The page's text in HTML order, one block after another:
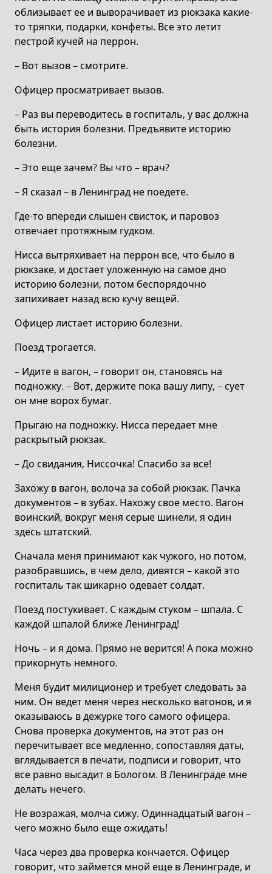
облизывает ее и выворачивает из рюкзака какие-
то тряпки, подарки, конфеты. Все это летит
пестрой кучей на перрон.
– Вот вызов – смотрите.
Офицер просматривает вызов.
– Раз вы переводитесь в госпиталь, у вас должна
быть история болезни. Предъявите историю
болезни.
– Это еще зачем? Вы что – врач?
– Я сказал – в Ленинград не поедете.
Где-то впереди слышен свисток, и паровоз
отвечает протяжным гудком.
Нисса вытряхивает на перрон все, что было в
рюкзаке, и достает уложенную на самое дно
историю болезни, потом беспорядочно
запихивает назад всю кучу вещей.
Офицер листает историю болезни.
Поезд трогается.
– Идите в вагон, – говорит он, становясь на
подножку. – Вот, держите пока вашу липу, – сует
он мне ворох бумаг.
Прыгаю на подножку. Нисса передает мне
раскрытый рюкзак.
– До свидания, Ниссочка! Спасибо за все!
Захожу в вагон, волоча за собой рюкзак. Пачка
документов – в зубах. Нахожу свое место. Вагон
воинский, вокруг меня серые шинели, я один
здесь штатский.
Сначала меня принимают как чужого, но потом,
разобравшись, в чем дело, дивятся – какой это
госпиталь так шикарно одевает солдат.
Поезд постукивает. С каждым стуком – шпала. С
каждой шпалой ближе Ленинград!
Ночь – и я дома. Прямо не верится! А пока можно
прикорнуть немного.
Меня будит милиционер и требует следовать за
ним. Он ведет меня через несколько вагонов, и я
оказываюсь в дежурке того самого офицера.
Снова проверка документов, на этот раз он
перечитывает все медленно, сопоставляя даты,
вглядывается в печати, подписи и говорит, что
все равно высадит в Бологом. В Ленинграде мне
делать нечего.
Не возражая, молча сижу. Одиннадцатый вагон –
чего можно было еще ожидать!
Часа через два проверка кончается. Офицер
говорит, что займется мной еще в Ленинграде, и